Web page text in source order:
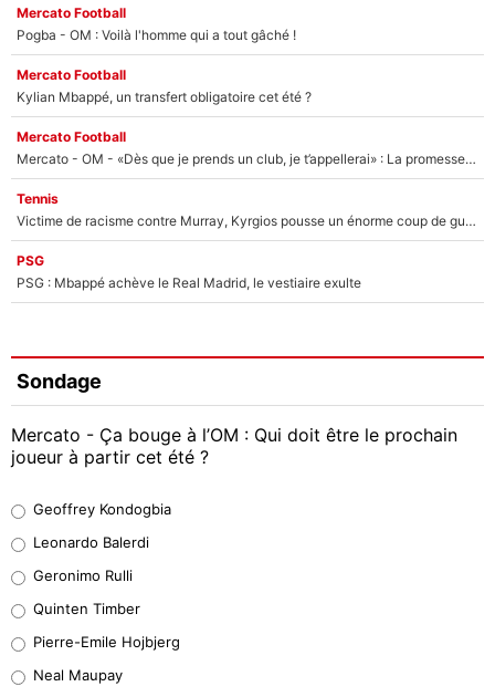
Mercato Football
Pogba - OM : Voilà l'homme qui a tout gâché !
Mercato Football
Kylian Mbappé, un transfert obligatoire cet été ?
Mercato Football
Mercato - OM - «Dès que je prends un club, je t’appellerai» : La promesse de Marcelino au moment de claquer la porte
Tennis
Victime de racisme contre Murray, Kyrgios pousse un énorme coup de gueule !
PSG
PSG : Mbappé achève le Real Madrid, le vestiaire exulte
Sondage
Mercato - Ça bouge à l’OM : Qui doit être le prochain
joueur à partir cet été ?
38%
32%
5%
Geoffrey Kondogbia
Leonardo Balerdi
Geronimo Rulli
Quinten Timber
Pierre-Emile Hojbjerg
Neal Maupay